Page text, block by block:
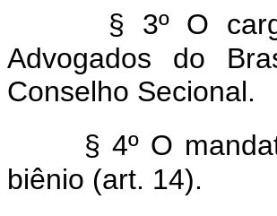
§ 3º O
Advogados do
Conselho Secional.
§ 4º O
biênio (art. 14).